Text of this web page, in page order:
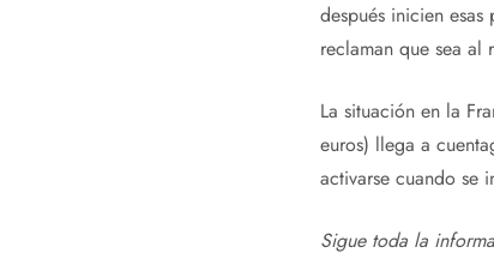
después inicien
reclaman que sea al
La situación en la
euros) llega a
activarse cuando se
Sigue toda la